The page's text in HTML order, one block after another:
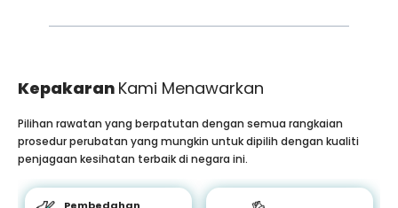
Kepakaran Kami Menawarkan
Pilihan rawatan yang berpatutan dengan semua rangkaian
prosedur perubatan yang mungkin untuk dipilih dengan kualiti
penjagaan kesihatan terbaik di negara ini.